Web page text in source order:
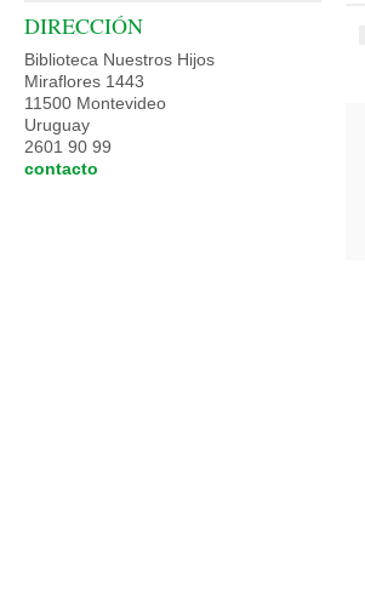
DIRECCIÓN
Biblioteca Nuestros Hijos
Miraflores 1443
11500 Montevideo
Uruguay
2601 90 99
contacto